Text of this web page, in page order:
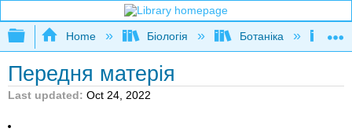
Expand/collapse global hierarchy
Home Біологія Ботаніка
Передня матерія
Last updated Oct 24, 2022